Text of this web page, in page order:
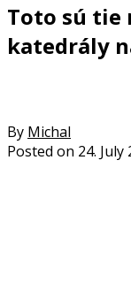
Toto sú tie
katedrály
By Michal
Posted on 24. July